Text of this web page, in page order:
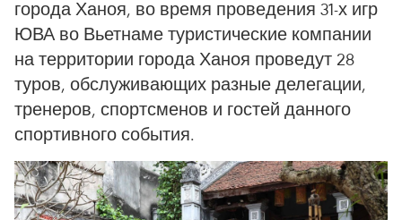
города Ханоя, во время проведения 31-х игр
ЮВА во Вьетнаме туристические компании
на территории города Ханоя проведут 28
туров, обслуживающих разные делегации,
тренеров, спортсменов и гостей данного
спортивного события.